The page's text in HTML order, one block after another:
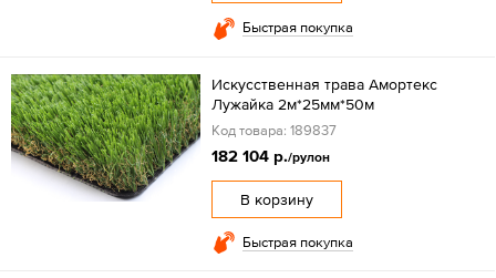
Быстрая покупка
Искусственная трава Амортекс
Лужайка 2м*25мм*50м
Код товара: 189837
182 104 р./рулон
В корзину
Быстрая покупка